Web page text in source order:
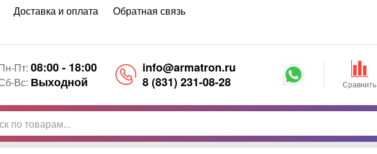
Доставка и оплата Обратная связь
Пт: 08:00 - 18:00
Вс: Выходной
info@armatron.ru
8 (831) 231-08-28
Сравнить